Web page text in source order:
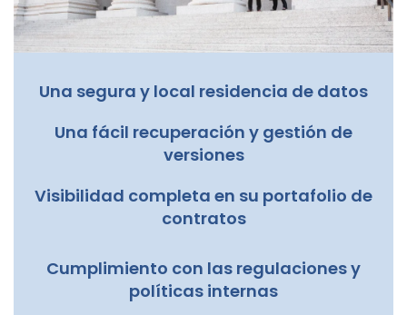
Una segura y local residencia de datos
Una fácil recuperación y gestión de
versiones
Visibilidad completa en su portafolio de
contratos
Cumplimiento con las regulaciones y
políticas internas